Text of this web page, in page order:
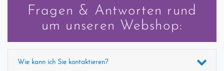
Fragen & Antworten rund
um unseren Webshop:
Wie kann ich Sie kontaktieren?